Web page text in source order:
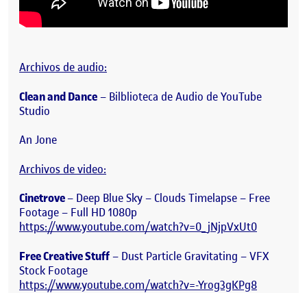
Archivos de audio:
Clean and Dance– Bilblioteca de Audio de YouTube
Studio
An Jone
Archivos de video:
Cinetrove– Deep Blue Sky – Clouds Timelapse – Free
Footage – Full HD 1080p
https://www.youtube.com/watch?v=0_jNjpVxUt0
Free Creative Stuff– Dust Particle Gravitating – VFX
Stock Footage
https://www.youtube.com/watch?v=-Yrog3gKPg8